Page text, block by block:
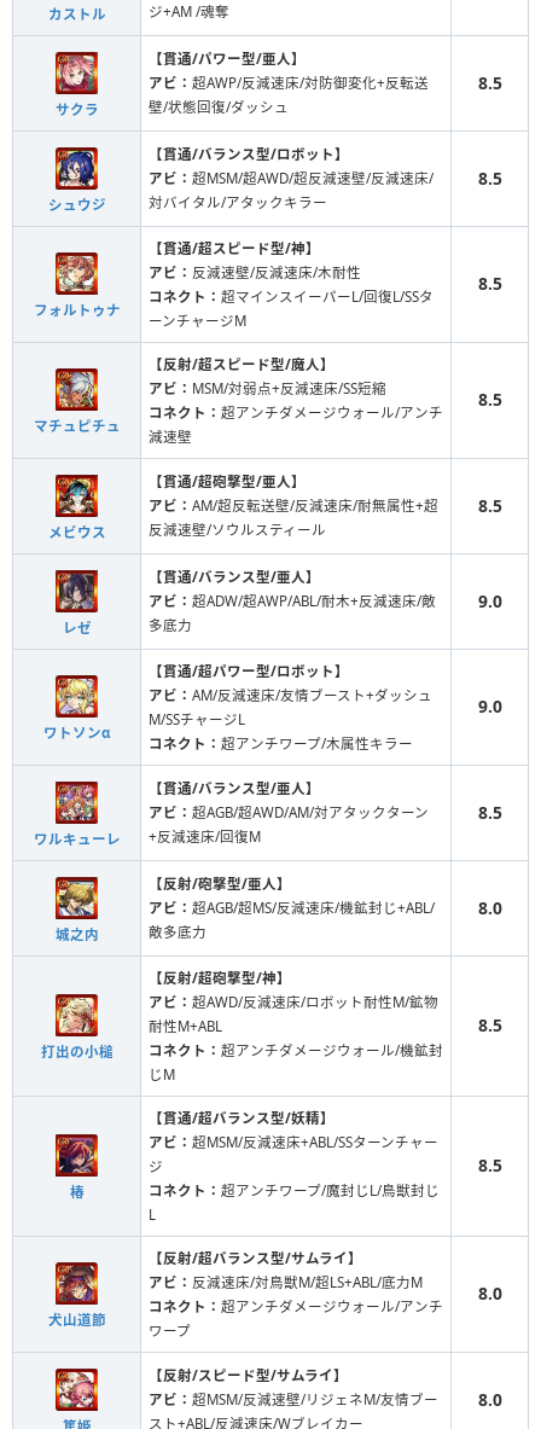
カストル
ジ+AM /魂奪
サクラ
【貫通/パワー型/亜人】
アビ： 超AWP/反減速床/対防御変化+反転送
壁/状態回復/ダッシュ
8.5
シュウジ
【貫通/バランス型/ロボット】
アビ： 超MSM/超AWD/超反減速壁/反減速床/
対バイタル/アタックキラー
8.5
フォルトゥナ
【貫通/超スピード型/神】
アビ： 反減速壁/反減速床/木耐性
コネクト： 超マインスイーパーL/回復L/SSタ
ーンチャージM
8.5
マチュピチュ
【反射/超スピード型/魔人】
アビ： MSM/対弱点+反減速床/SS短縮
コネクト： 超アンチダメージウォール/アンチ
減速壁
8.5
メビウス
【貫通/超砲撃型/亜人】
アビ： AM/超反転送壁/反減速床/耐無属性+超
反減速壁/ソウルスティール
8.5
レゼ
【貫通/バランス型/亜人】
アビ： 超ADW/超AWP/ABL/耐木+反減速床/敵
多底力
9.0
ワトソンα
【貫通/超パワー型/ロボット】
アビ： AM/反減速床/友情ブースト+ダッシュ
M/SSチャージL
コネクト： 超アンチワープ/木属性キラー
9.0
ワルキューレ
【貫通/バランス型/亜人】
アビ： 超AGB/超AWD/AM/対アタックターン
+反減速床/回復M
8.5
城之内
【反射/砲撃型/亜人】
アビ： 超AGB/超MS/反減速床/機鉱封じ+ABL/
敵多底力
8.0
打出の小槌
【反射/超砲撃型/神】
アビ： 超AWD/反減速床/ロボット耐性M/鉱物
耐性M+ABL
コネクト： 超アンチダメージウォール/機鉱封
じM
8.5
椿
【貫通/超バランス型/妖精】
アビ： 超MSM/反減速床+ABL/SSターンチャー
ジ
コネクト： 超アンチワープ/魔封じL/鳥獣封じ
L
8.5
犬山道節
【反射/超バランス型/サムライ】
アビ： 反減速床/対鳥獣M/超LS+ABL/底力M
コネクト： 超アンチダメージウォール/アンチ
ワープ
8.0
【反射/スピード型/サムライ】
アビ： 超MSM/反減速壁/リジェネM/友情ブー
スト+ABL/反減速床/Wブレイカー
8.0